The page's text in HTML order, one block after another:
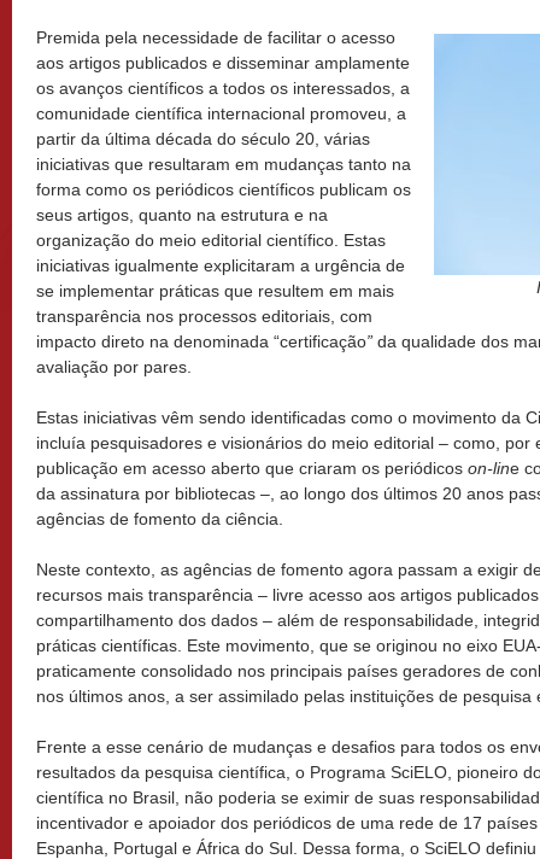
Premida pela necessidade de facilitar o acesso
aos artigos publicados e disseminar amplamente
os avanços científicos a todos os interessados, a
comunidade científica internacional promoveu, a
partir da última década do século 20, várias
iniciativas que resultaram em mudanças tanto na
forma como os periódicos científicos publicam os
seus artigos, quanto na estrutura e na
organização do meio editorial científico. Estas
iniciativas igualmente explicitaram a urgência de
se implementar práticas que resultem em mais
transparência nos processos editoriais, com
impacto direto na denominada “certificação” da qualidade dos
avaliação por pares.
Estas iniciativas vêm sendo identificadas como o movimento da
incluía pesquisadores e visionários do meio editorial – como, por
publicação em acesso aberto que criaram os periódicos on-line
da assinatura por bibliotecas –, ao longo dos últimos 20 anos
agências de fomento da ciência.
Neste contexto, as agências de fomento agora passam a exigir
recursos mais transparência – livre acesso aos artigos
compartilhamento dos dados – além de responsabilidade,
práticas científicas. Este movimento, que se originou no eixo
praticamente consolidado nos principais países geradores de
nos últimos anos, a ser assimilado pelas instituições de
Frente a esse cenário de mudanças e desafios para todos os
resultados da pesquisa científica, o Programa SciELO, pioneiro
científica no Brasil, não poderia se eximir de suas
incentivador e apoiador dos periódicos de uma rede de 17
Espanha, Portugal e África do Sul. Dessa forma, o SciELO